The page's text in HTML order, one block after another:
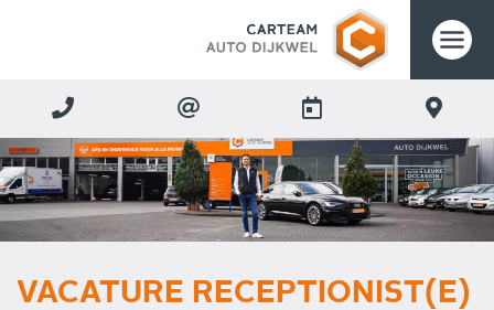
VACATURE RECEPTIONIST(E)